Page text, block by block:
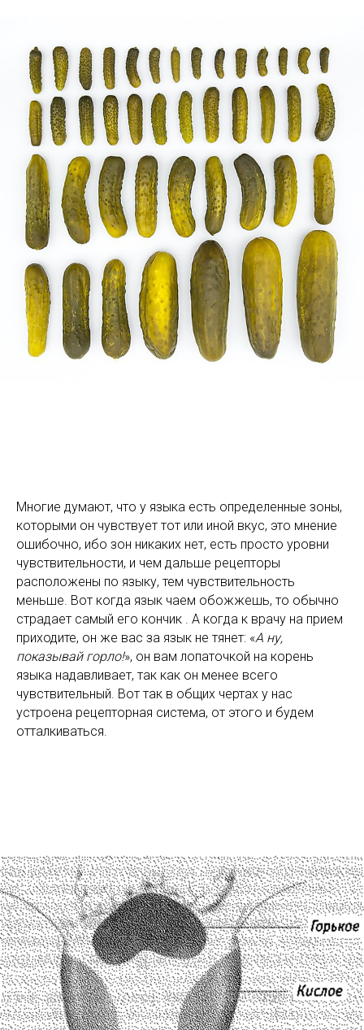
Многие думают, что у языка есть определенные зоны,
которыми он чувствует тот или иной вкус, это мнение
ошибочно, ибо зон никаких нет, есть просто уровни
чувствительности, и чем дальше рецепторы
расположены по языку, тем чувствительность
меньше. Вот когда язык чаем обожжешь, то обычно
страдает самый его кончик . А когда к врачу на прием
приходите, он же вас за язык не тянет: «А ну,
показывай горло!», он вам лопаточкой на корень
языка надавливает, так как он менее всего
чувствительный. Вот так в общих чертах у нас
устроена рецепторная система, от этого и будем
отталкиваться.